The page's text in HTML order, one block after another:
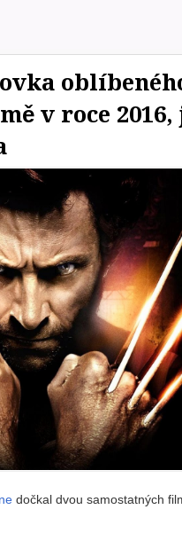
v roce 2016,
dočkal dvou samostatných